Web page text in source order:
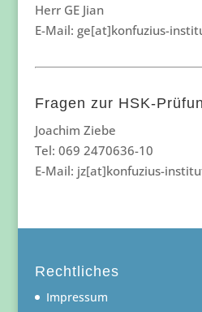
Herr GE Jian
E-Mail: ge[at]konfuzius-
Fragen zur HSK-
Joachim Ziebe
Tel: 069 2470636-10
E-Mail: jz[at]konfuzius-
Rechtliches
Impressum